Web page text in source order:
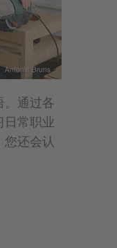
Antonia Bruns
。通过各
日常职业
您还会认